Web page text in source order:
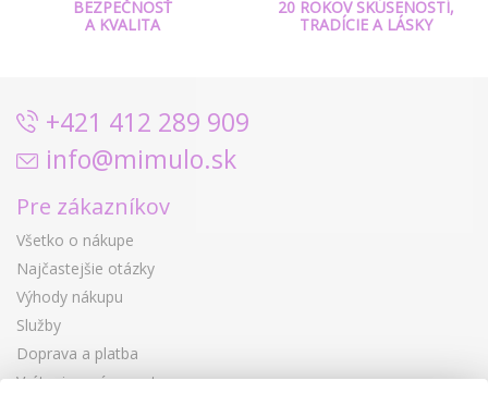
BEZPEČNOSŤ
A KVALITA
20 ROKOV SKÚSENOSTÍ,
TRADÍCIE A LÁSKY
+421 412 289 909
info@mimulo.sk
Pre zákazníkov
Všetko o nákupe
Najčastejšie otázky
Výhody nákupu
Služby
Doprava a platba
Vrátenie a výmena tovaru